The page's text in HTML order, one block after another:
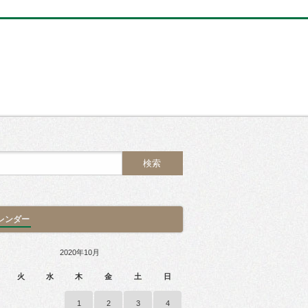
ンダー
2020年10月
火 水 木 金 土 日
1 2 3 4